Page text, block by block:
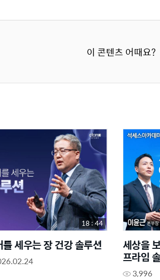
이 콘텐츠 어때요?
세우는 장 건강 솔루션
18 : 44
세상을
프라임
3,996